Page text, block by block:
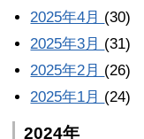
2025年4月 (30)
2025年3月 (31)
2025年2月 (26)
2025年1月 (24)
2024年